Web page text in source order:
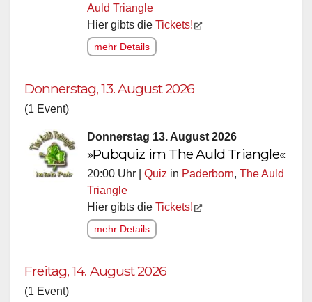
Auld Triangle
Hier gibts die Tickets!
mehr Details
Donnerstag, 13. August 2026
(1 Event)
Donnerstag 13. August 2026
»Pubquiz im The Auld Triangle«
20:00 Uhr | Quiz in Paderborn, The Auld
Triangle
Hier gibts die Tickets!
mehr Details
Freitag, 14. August 2026
(1 Event)